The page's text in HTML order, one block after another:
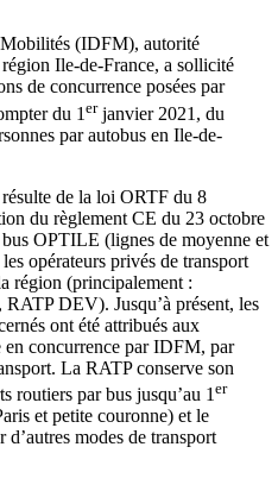
(IDFM), autorité
Ile-de-France, a sollicité
de concurrence posées par
du 1 erjanvier 2021, du
par autobus en Ile-de-
de la loi ORTF du 8
du règlement CE du 23 octobre
OPTILE (lignes de moyenne et
opérateurs privés de transport
région (principalement :
DEV). Jusqu’à présent, les
ont été attribués aux
en concurrence par IDFM, par
La RATP conserve son
routiers par bus jusqu’au 1 er
et petite couronne) et le
modes de transport